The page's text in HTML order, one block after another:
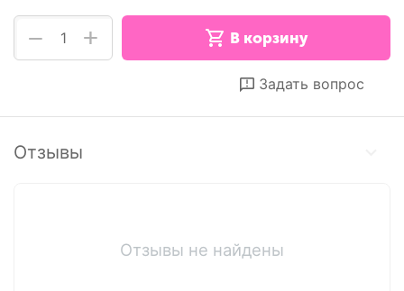
+
− В корзину
Задать вопрос
Отзывы
Отзывы не найдены